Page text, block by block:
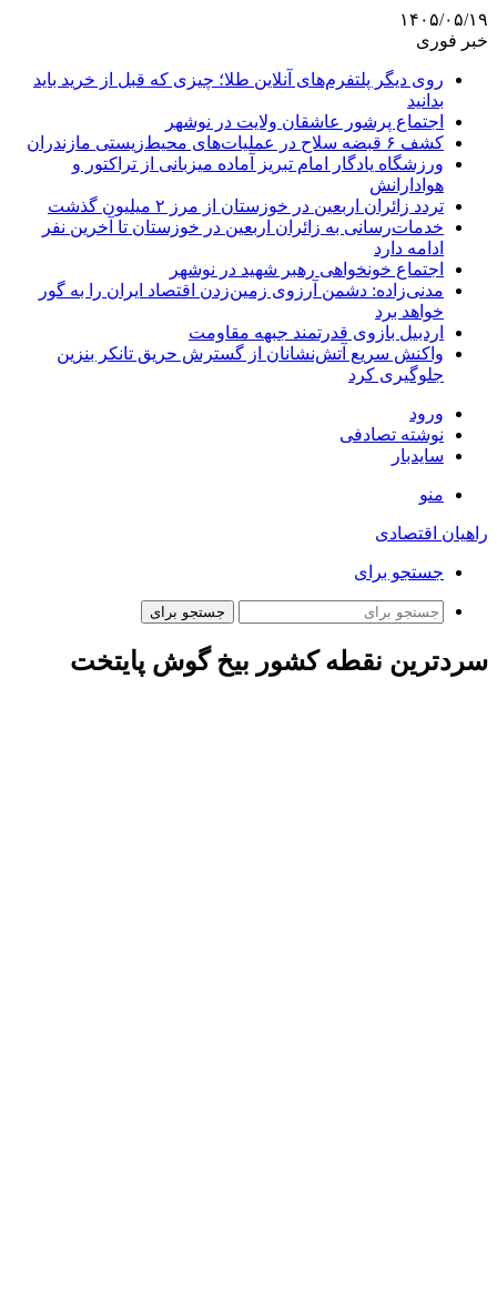
۱۴۰۵/۰۵/۱۹
خبر فوری
روی دیگر پلتفرم‌های آنلاین طلا؛ چیزی که قبل از خرید باید
بدانید
اجتماع پرشور عاشقان ولایت در نوشهر
کشف ۶ قبضه سلاح در عملیات‌های محیط‌زیستی مازندران
ورزشگاه یادگار امام تبریز آماده میزبانی از تراکتور و
هوادارانش
تردد زائران اربعین در خوزستان از مرز ۲ میلیون گذشت
خدمات‌رسانی به زائران اربعین در خوزستان تا آخرین نفر
ادامه دارد
اجتماع خونخواهی رهبر شهید در نوشهر
مدنی‌زاده: دشمن آرزوی زمین‌زدن اقتصاد ایران را به گور
خواهد برد
اردبیل بازوی قدرتمند جبهه مقاومت
واکنش سریع آتش‌نشانان از گسترش حریق تانکر بنزین
جلوگیری کرد
ورود
نوشته تصادفی
سایدبار
منو
راهیان اقتصادی
جستجو برای
جستجو برای
سردترین نقطه کشور بیخ گوش پایتخت